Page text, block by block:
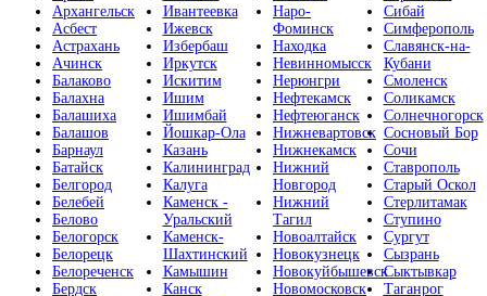
Архангельск
Асбест
Астрахань
Ачинск
Балаково
Балахна
Балашиха
Балашов
Барнаул
Батайск
Белгород
Белебей
Белово
Белогорск
Белорецк
Белореченск
Бердск
Ивантеевка
Ижевск
Избербаш
Иркутск
Искитим
Ишим
Ишимбай
Йошкар-Ола
Казань
Калининград
Калуга
Каменск -
Уральский
Каменск-
Шахтинский
Камышин
Канск
Наро-
Фоминск
Находка
Невинномысск
Нерюнгри
Нефтекамск
Нефтеюганск
Нижневартовск
Нижнекамск
Нижний
Новгород
Нижний
Тагил
Новоалтайск
Новокузнецк
Новокуйбышевск
Новомосковск
Сибай
Симферополь
Славянск-на-
Кубани
Смоленск
Соликамск
Солнечногорск
Сосновый Бор
Сочи
Ставрополь
Старый Оскол
Стерлитамак
Ступино
Сургут
Сызрань
Сыктывкар
Таганрог